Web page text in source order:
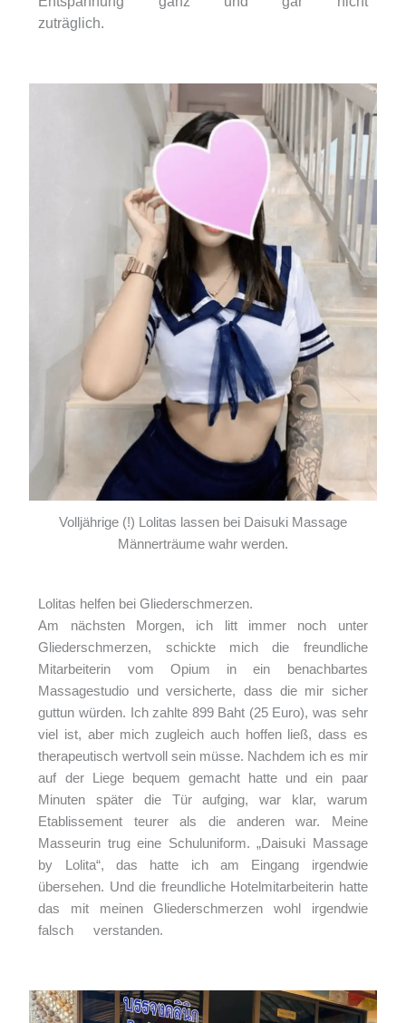
zuträglich.
Volljährige (!) Lolitas lassen bei Daisuki Massage
Männerträume wahr werden.
Lolitas helfen bei Gliederschmerzen.
Am nächsten Morgen, ich litt immer noch unter
Gliederschmerzen, schickte mich die freundliche
Mitarbeiterin vom Opium in ein benachbartes
Massagestudio und versicherte, dass die mir sicher
guttun würden. Ich zahlte 899 Baht (25 Euro), was sehr
viel ist, aber mich zugleich auch hoffen ließ, dass es
therapeutisch wertvoll sein müsse. Nachdem ich es mir
auf der Liege bequem gemacht hatte und ein paar
Minuten später die Tür aufging, war klar, warum
Etablissement teurer als die anderen war. Meine
Masseurin trug eine Schuluniform. „Daisuki Massage
by Lolita“, das hatte ich am Eingang irgendwie
übersehen. Und die freundliche Hotelmitarbeiterin hatte
das mit meinen Gliederschmerzen wohl irgendwie
falsch verstanden.